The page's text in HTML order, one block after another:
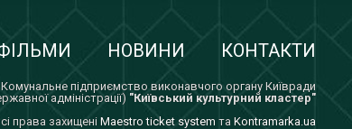
НОВИНИ КОНТАКТИ
Комунальне підприємство виконавчого органу Київради
адміністрації) "Київський культурний кластер"
права захищенiMaestro ticket system та Kontramarka.ua